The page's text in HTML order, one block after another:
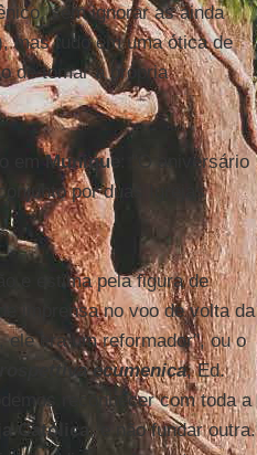
sem ignorar as ainda
mas tudo em uma ótica de
de tomar a própria
emMunique
: "O aniversário
por duas Igrejas
e estima pela figura de
imprensa no voo de volta da
era um reformador", ou o
ecumenica, Ed.
reconhecer com toda a
Católica, e não fundar outra.